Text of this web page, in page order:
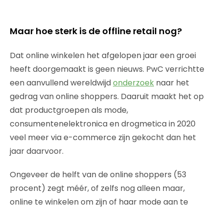
Maar hoe sterk is de offline retail nog?
Dat online winkelen het afgelopen jaar een groei
heeft doorgemaakt is geen nieuws. PwC verrichtte
een aanvullend wereldwijdonderzoek naar het
gedrag van online shoppers. Daaruit maakt het op
dat productgroepen als mode,
consumentenelektronica en drogmetica in 2020
veel meer via e-commerce zijn gekocht dan het
jaar daarvoor.
Ongeveer de helft van de online shoppers (53
procent) zegt méér, of zelfs nog alleen maar,
online te winkelen om zijn of haar mode aan te